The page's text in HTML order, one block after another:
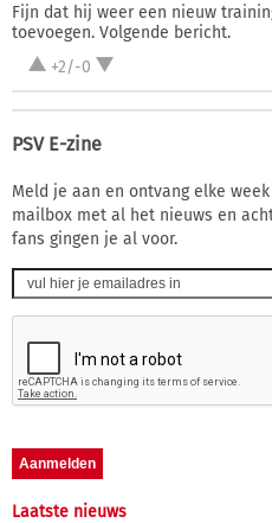
Fijn dat hij weer een nieuw
toevoegen. Volgende bericht.
+2/-0
PSV E-zine
Meld je aan en ontvang elke
mailbox met al het nieuws en
fans gingen je al voor.
Laatste nieuws